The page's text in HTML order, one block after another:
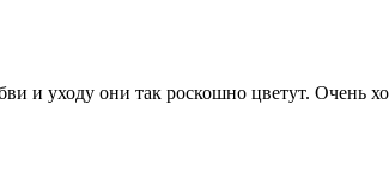
и уходу они так роскошно цветут. Очень